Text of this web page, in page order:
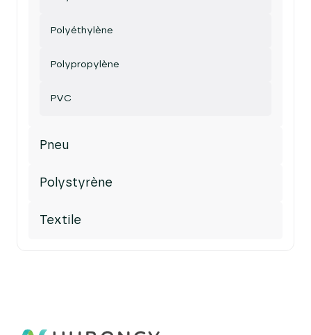
Polyéthylène
Polypropylène
PVC
Pneu
Polystyrène
Textile